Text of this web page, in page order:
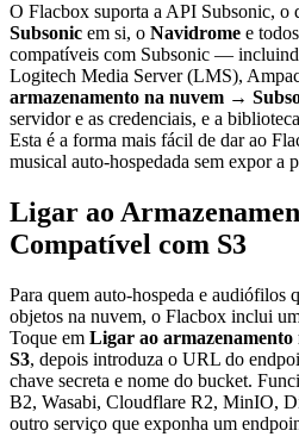
O Flacbox suporta a API Subsonic, o
Subsonic em si, o Navidrome e
compatíveis com Subsonic —
Logitech Media Server (LMS),
armazenamento na nuvem →
servidor e as credenciais, e a
Esta é a forma mais fácil de dar ao
musical auto-hospedada sem expor a
Ligar ao
Compatível com S3
Para quem auto-hospeda e audiófilos
objetos na nuvem, o Flacbox inclui
Toque em Ligar ao
S3, depois introduza o URL do
chave secreta e nome do bucket.
B2, Wasabi, Cloudflare R2, MinIO,
outro serviço que exponha um